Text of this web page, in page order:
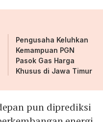
Pengusaha Keluhkan
Kemampuan PGN
Pasok Gas Harga
Khusus di Jawa Timur
pun diprediksi